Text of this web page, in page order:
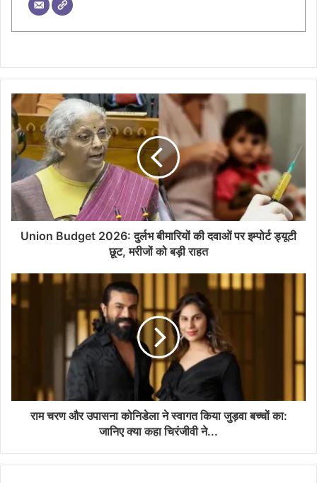
Union Budget 2026: दुर्लभ बीमारियों की दवाओं पर इम्पोर्ट ड्यूटी
छूट, मरीजों को बड़ी राहत
राम चरण और उपासना कोनिडेला ने स्वागत किया जुड़वा बच्चों का:
जानिए क्या कहा चिरंजीवी ने...